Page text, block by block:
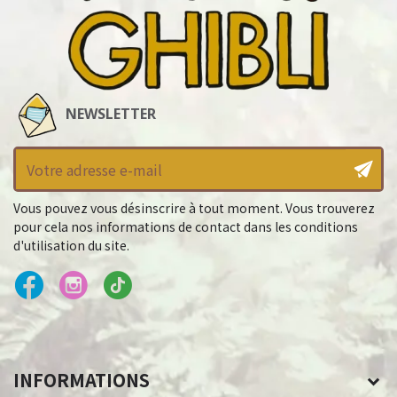
NEWSLETTER
Vous pouvez vous désinscrire à tout moment. Vous trouverez
pour cela nos informations de contact dans les conditions
d'utilisation du site.
INFORMATIONS